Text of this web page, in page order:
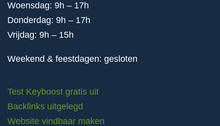
Woensdag: 9h – 17h
Donderdag: 9h – 17h
Vrijdag: 9h – 15h
Weekend & feestdagen: gesloten
Test Keyboost gratis uit
Backlinks uitgelegd
Website vindbaar maken